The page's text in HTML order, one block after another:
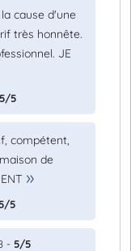
cause d'une
très honnête.
JE
5/5
compétent,
de
5/5
- 5/5